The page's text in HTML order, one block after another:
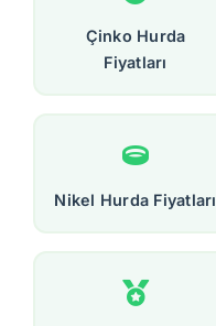
Çinko Hurda
Fiyatları
Nikel Hurda Fiyatları